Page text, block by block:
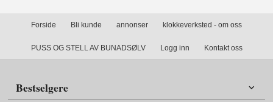
Forside Bli kunde annonser klokkeverksted - om oss
PUSS OG STELL AV BUNADSØLV Logg inn Kontakt oss
Bestselgere